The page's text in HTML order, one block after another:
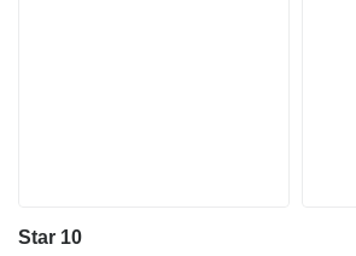
Star 10